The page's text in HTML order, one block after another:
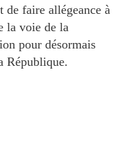
de faire allégeance à
la voie de la
pour désormais
République.